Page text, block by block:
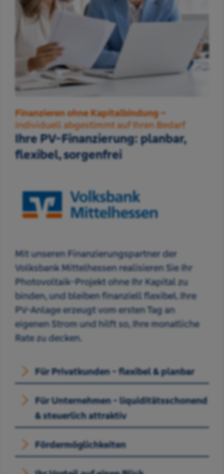
Finanzieren ohne Kapitalbindung –
individuell abgestimmt auf Ihren Bedarf
Ihre PV-Finanzierung: planbar,
flexibel, sorgenfrei
Mit unseren Finanzierungspartner der
Volksbank Mittelhessen realisieren Sie Ihr
Photovoltaik-Projekt ohne Ihr Kapital zu
binden, und bleiben finanziell flexibel. Ihre
PV-Anlage erzeugt vom ersten Tag an
eigenen Strom und hilft so, Ihre monatliche
Rate zu decken.
Für Privatkunden -flexibel & planbar
Für Unternehmen - liquiditätsschonend
& steuerlich attraktiv
Fördermöglichkeiten